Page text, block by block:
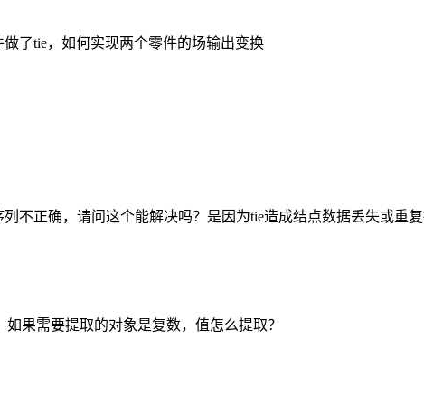
了tie，如何实现两个零件的场输出变换
不正确，请问这个能解决吗？是因为tie造成结点数据丢失或重复
如果需要提取的对象是复数，值怎么提取？